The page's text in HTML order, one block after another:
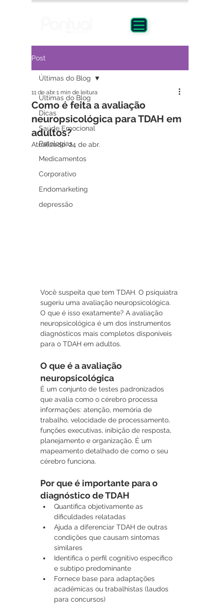
Post
Últimas do Blog
Dicas
Saúde Emocional
Patologias
Medicamentos
Corporativo
Endomarketing
depressão
Últimas do Blog
Como é feita a avaliação
neuropsicológica para TDAH em
adultos?
11 de abr.1 min de leitura
Atualizado:24 de abr.
Você suspeita que tem TDAH. O psiquiatra
sugeriu uma avaliação neuropsicológica.
O que é isso exatamente? A avaliação
neuropsicológica é um dos instrumentos
diagnósticos mais completos disponíveis
para o TDAH em adultos.
O que é a avaliação
neuropsicológica
É um conjunto de testes padronizados
que avalia como o cérebro processa
informações: atenção, memória de
trabalho, velocidade de processamento,
funções executivas, inibição de resposta,
planejamento e organização. É um
mapeamento detalhado de como o seu
cérebro funciona.
Por que é importante para o
diagnóstico de TDAH
Quantifica objetivamente as
dificuldades relatadas
Ajuda a diferenciar TDAH de outras
condições que causam sintomas
similares
Identifica o perfil cognitivo específico
e subtipo predominante
Fornece base para adaptações
acadêmicas ou trabalhistas (laudos
para concursos)